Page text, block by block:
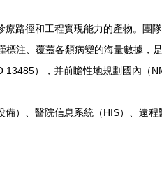
路徑和工程實現能力的產物。團
注、覆蓋各類病變的海量數據，
），并前瞻性地規劃國內（
）、醫院信息系統（HIS）、遠